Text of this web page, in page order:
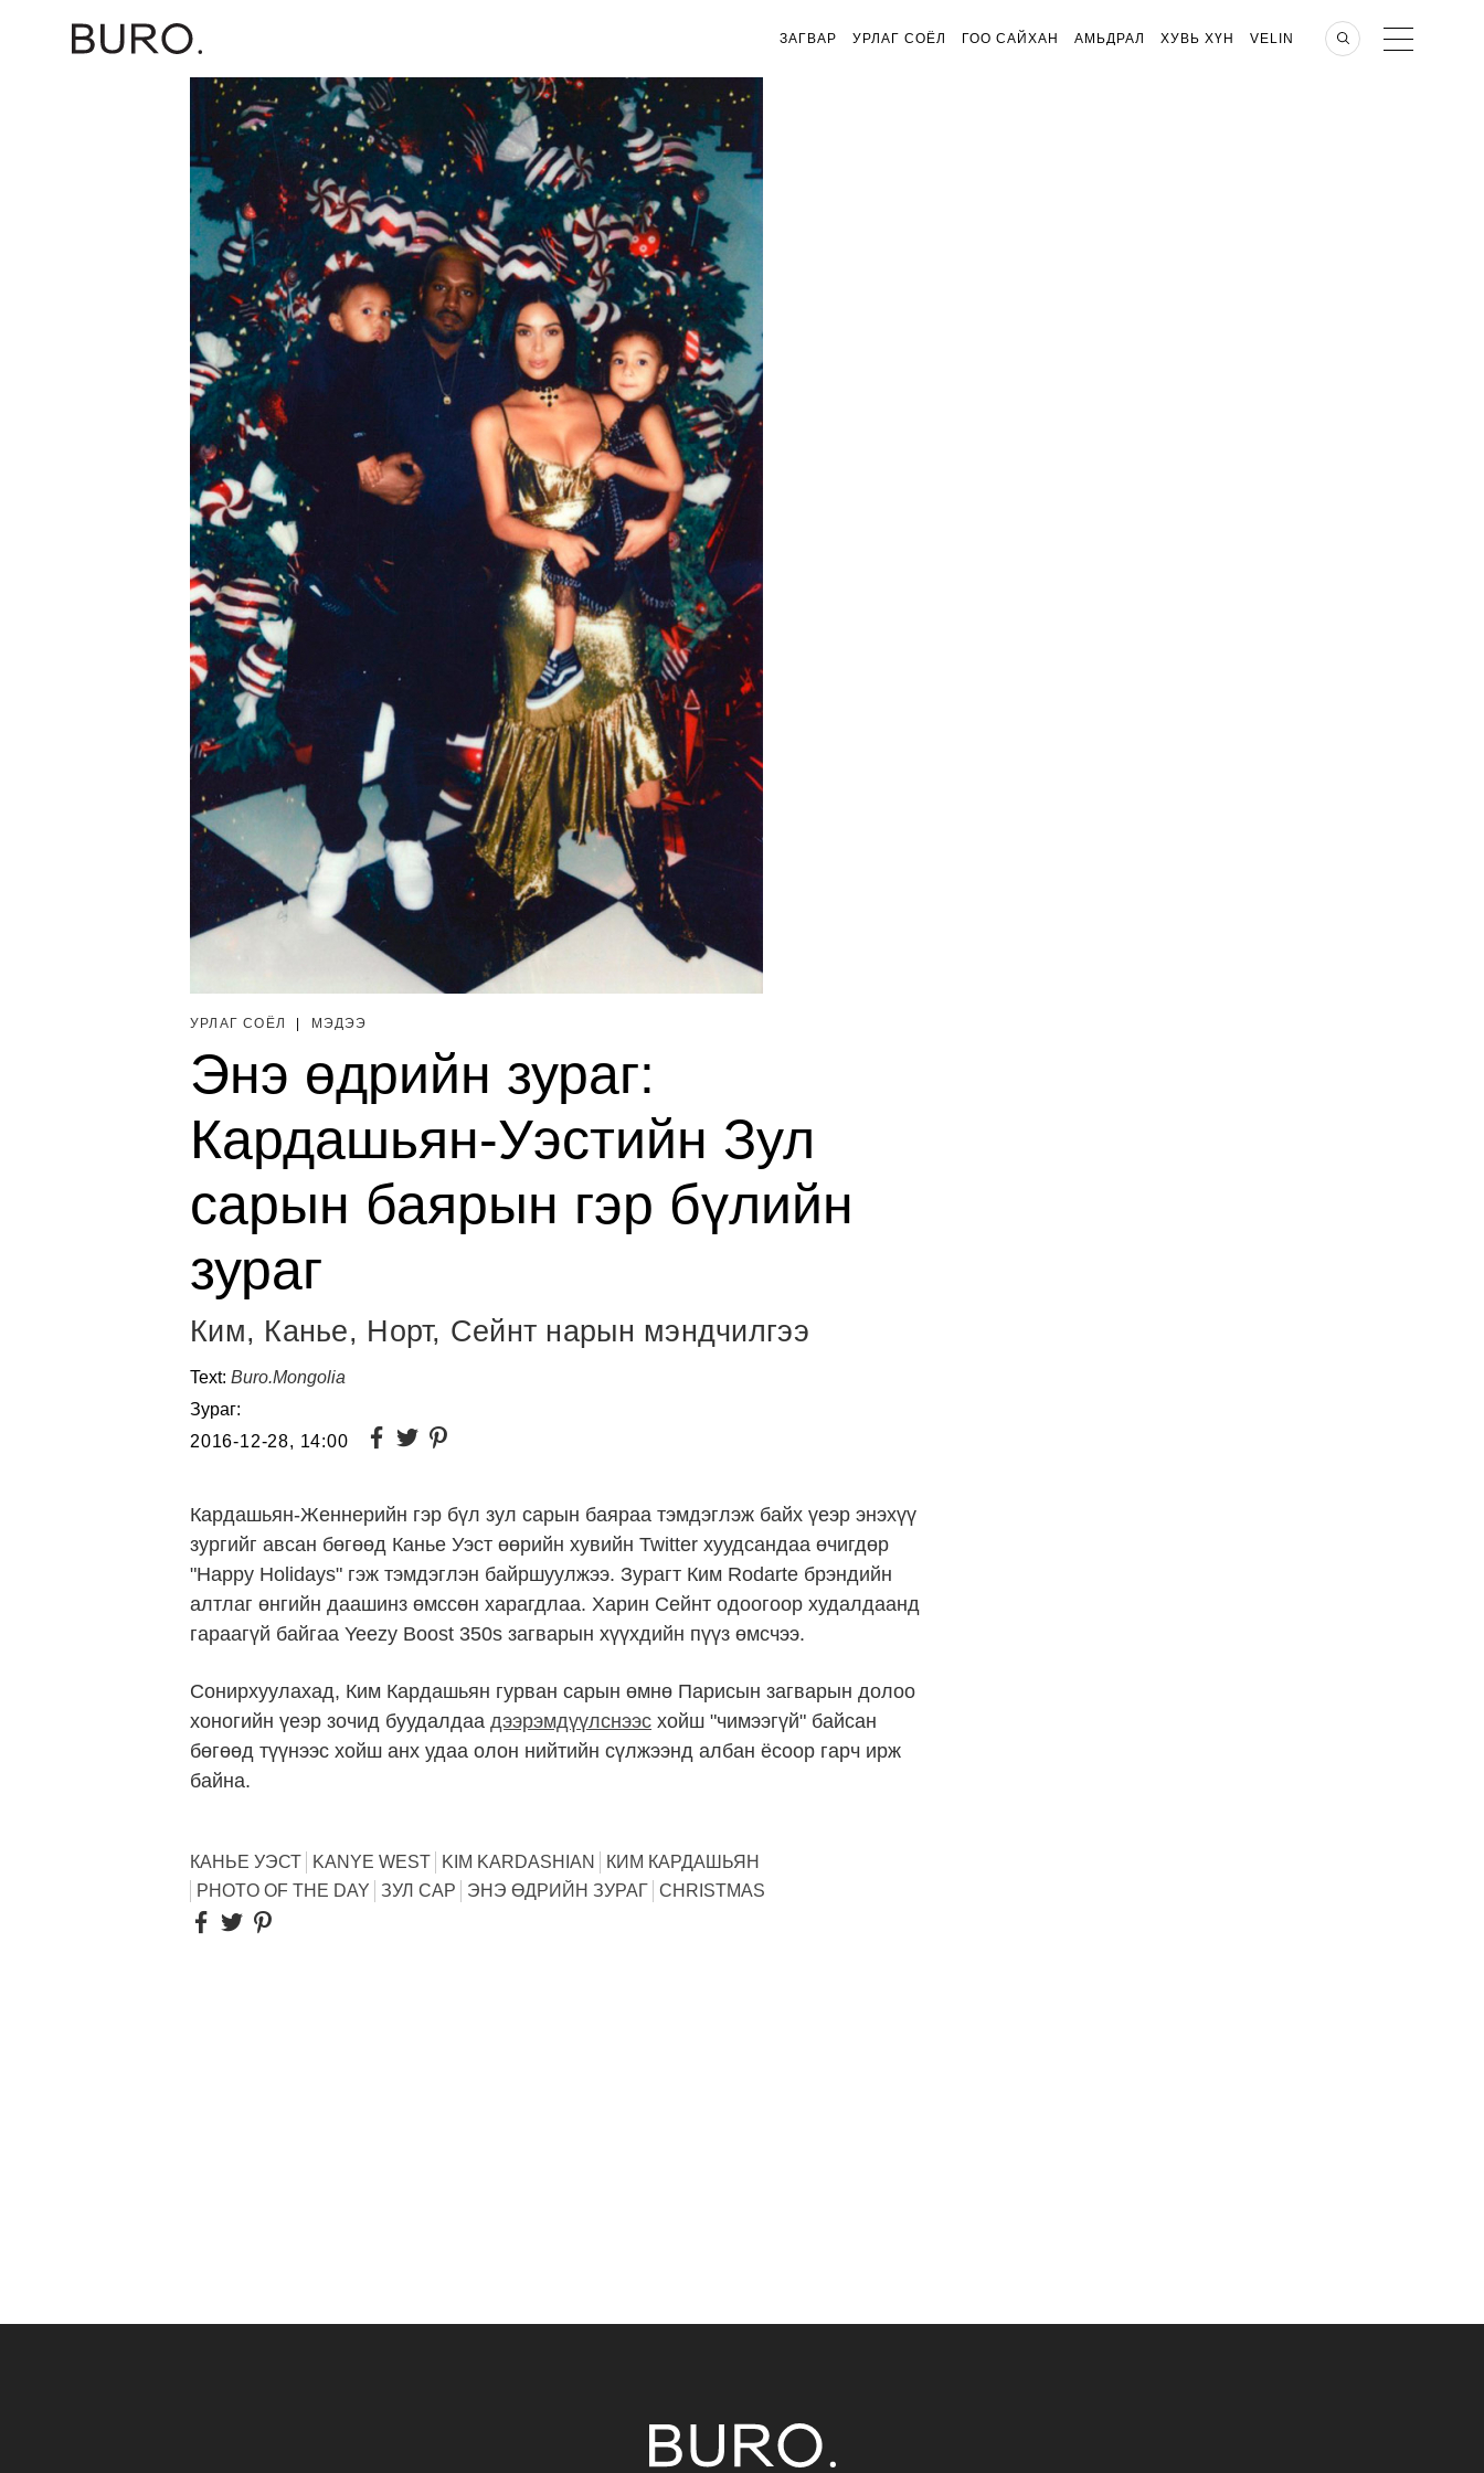
ЗАГВАР УРЛАГ СОЁЛ ГОО САЙХАН АМЬДРАЛ ХУВЬ ХҮН VELIN
УРЛАГ СОЁЛ МЭДЭЭ
Энэ өдрийн зураг:
Кардашьян-Уэстийн Зул
сарын баярын гэр бүлийн
зураг
Ким, Канье, Норт, Сейнт нарын мэндчилгээ
Text: Buro.Mongolia
Зураг:
2016-12-28, 14:00
Кардашьян-Женнерийн гэр бүл зул сарын баяраа тэмдэглэж байх үеэр энэхүү
зургийг авсан бөгөөд Канье Уэст өөрийн хувийн Twitter хуудсандаа өчигдөр
"Happy Holidays" гэж тэмдэглэн байршуулжээ. Зурагт Ким Rodarte брэндийн
алтлаг өнгийн даашинз өмссөн харагдлаа. Харин Сейнт одоогоор худалдаанд
гараагүй байгаа Yeezy Boost 350s загварын хүүхдийн пүүз өмсчээ.
Сонирхуулахад, Ким Кардашьян гурван сарын өмнө Парисын загварын долоо
хоногийн үеэр зочид буудалдаа дээрэмдүүлснээс хойш "чимээгүй" байсан
бөгөөд түүнээс хойш анх удаа олон нийтийн сүлжээнд албан ёсоор гарч ирж
байна.
КАНЬЕ УЭСТ KANYE WEST KIM KARDASHIAN
КИМ КАРДАШЬЯН
PHOTO OF THE DAY
ЗУЛ САР ЭНЭ ӨДРИЙН ЗУРАГ CHRISTMAS